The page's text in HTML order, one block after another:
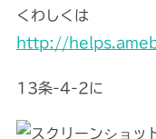
くわしくは
http://
13条-4-2に